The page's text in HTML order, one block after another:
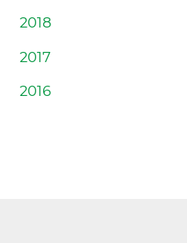
2018
2017
2016